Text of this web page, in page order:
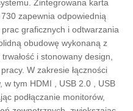
Zintegrowana karta
zapewnia odpowiednią
graficznych i odtwarzania
obudowę wykonaną z
i stonowany design,
W zakresie łączności
w tym HDMI , USB 2.0 , USB
podłączanie monitorów,